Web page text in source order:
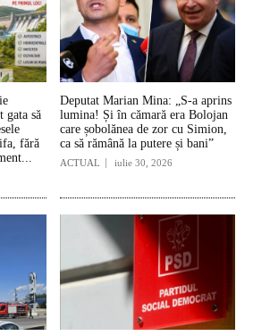
gata să
fără
Deputat Marian Mina: „S-a aprins
lumina! Și în cămară era Bolojan
care șobolănea de zor cu Simion,
ca să rămână la putere și bani”
ACTUAL iulie 30, 2026